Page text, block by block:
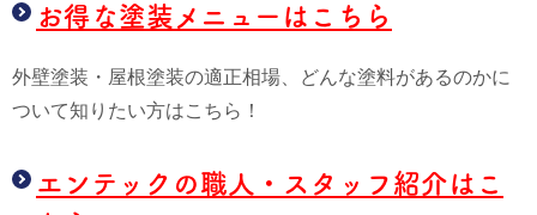
お得な塗装メニューはこちら
外壁塗装・屋根塗装の適正相場、どんな塗料があるのかに
ついて知りたい方はこちら！
エンテックの職人・スタッフ紹介はこ